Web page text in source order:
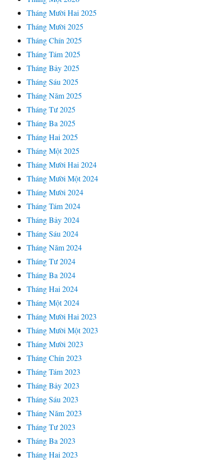
Tháng Mười Hai 2025
Tháng Mười 2025
Tháng Chín 2025
Tháng Tám 2025
Tháng Bảy 2025
Tháng Sáu 2025
Tháng Năm 2025
Tháng Tư 2025
Tháng Ba 2025
Tháng Hai 2025
Tháng Một 2025
Tháng Mười Hai 2024
Tháng Mười Một 2024
Tháng Mười 2024
Tháng Tám 2024
Tháng Bảy 2024
Tháng Sáu 2024
Tháng Năm 2024
Tháng Tư 2024
Tháng Ba 2024
Tháng Hai 2024
Tháng Một 2024
Tháng Mười Hai 2023
Tháng Mười Một 2023
Tháng Mười 2023
Tháng Chín 2023
Tháng Tám 2023
Tháng Bảy 2023
Tháng Sáu 2023
Tháng Năm 2023
Tháng Tư 2023
Tháng Ba 2023
Tháng Hai 2023